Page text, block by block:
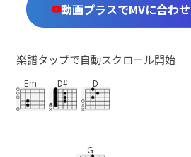
動画プラスでMVに合わ
楽譜タップで自動スクロール開始
Em D# D
G